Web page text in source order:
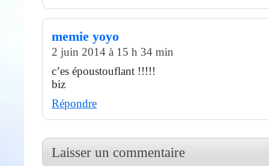
memie yoyo
2 juin 2014 à 15 h 34 min
c’es époustouflant !!!!!
biz
Répondre
Laisser un commentaire